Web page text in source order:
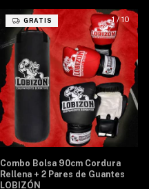
1/10
GRATIS
Combo Bolsa 90cm Cordura
Rellena + 2 Pares de Guantes
LOBIZÓN